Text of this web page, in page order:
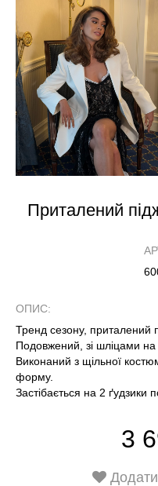
Приталений
ОПИС:
Тренд сезону, приталений
Подовжений, зі шліцами на
Виконаний з щільної
форму.
Застібається на 2 ґудзики
3